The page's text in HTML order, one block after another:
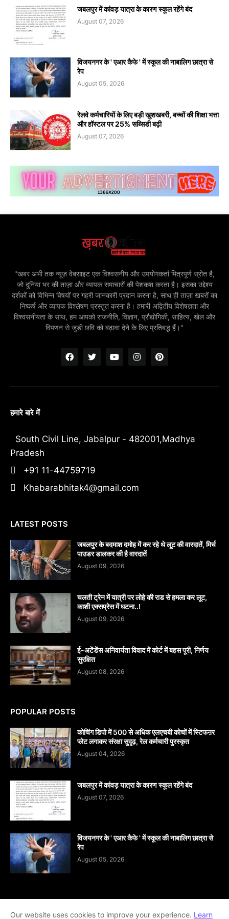
जबलपुर में कांवड़ यात्रा के कारण स्कूल रहेंगे बंद
August 07, 2026
विजयनगर के ' एआर कैफे ' में स्कूल की नाबालिग छात्रा से
रेप
August 05, 2026
रेलवे कर्मचारियों के लिए बड़ी खुशखबरी, बच्चों की शिक्षा भत्ता
और हॉस्टल पर 25% सब्सिडी बढ़ी
August 07, 2026
"खबर अभी तक न्यूज़ वेबसाइट एक विश्वसनीय और उपयोगकर्ता मित्रपूर्ण स्रोत है,
जो दुनिया भर की ताज़ा और व्यापक समाचारों की पेशकश करता है। इसका उद्देश्य
दर्शकों को विभिन्न विषयों पर गहरी जानकारी प्रदान करना है, साथ ही ताज़ा खबरों का
निष्कर्ष और व्यापक विश्लेषण प्रस्तुत करना है। हमारी अद्वितीय विशेषज्ञता और
विश्वसनीयता के साथ, हम आपको राजनीति, विज्ञान, प्रौद्योगिकी, साहित्य, खेल और
विपणन से जुड़ी छवि को बढ़ावा देने के लिए प्रतिबद्ध हैं।"
हमारे बारे में
South Civil Line, Jabalpur - 482001,Madhya
Pradesh
+91 11-44759719
Khabarabhitak4@gmail.com
LATEST POSTS
जबलपुर के बदमाश दमोह में कर रहे थे लूट की वारदातें, मिर्च
पाउडर डालकर की है वारदातें
August 09, 2026
चलती ट्रेन में यात्री पर लोहे की राड से हमला कर लूट,
काशी एक्सप्रेस में घटना..!
August 09, 2026
​ई-अटेंडेंस अनिवार्यता विवाद में कोर्ट में बहस पूरी, निर्णय
सुरक्षित
August 08, 2026
POPULAR POSTS
कोचिंग डिपो में 500 से अधिक एलएचबी कोचों में स्टिफऩर
प्लेट लगाकर संरक्षा सुदृढ़, रेल कर्मचारी पुरस्कृत
August 04, 2026
जबलपुर में कांवड़ यात्रा के कारण स्कूल रहेंगे बंद
August 07, 2026
विजयनगर के ' एआर कैफे ' में स्कूल की नाबालिग छात्रा से
रेप
August 05, 2026
Home About contact-us Disclaimer
Our website uses cookies to improve your experience. Learn